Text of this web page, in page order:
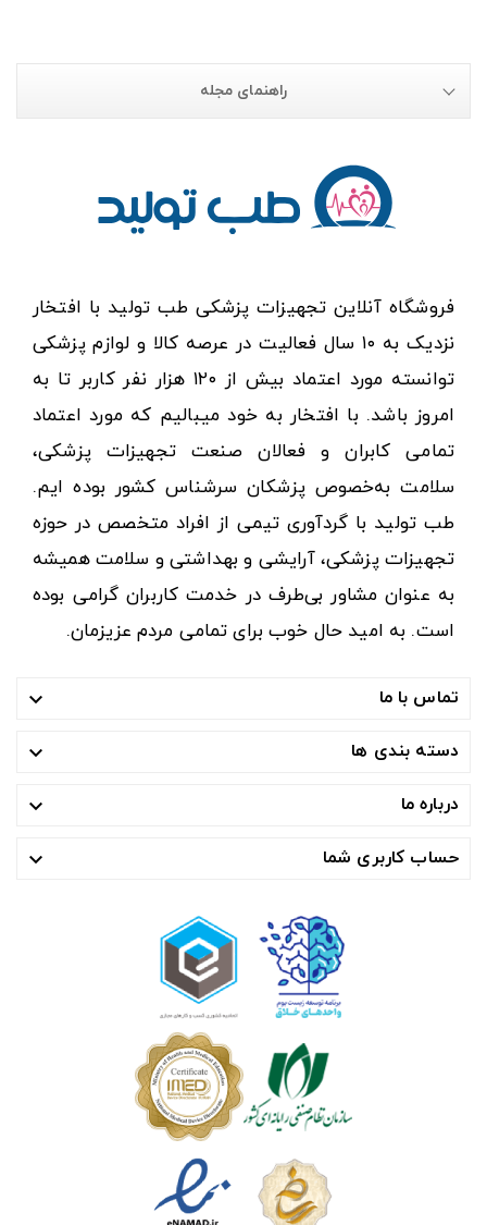
راهنمای مجله
فروشگاه آنلاین تجهیزات پزشکی طب تولید با افتخار
نزدیک به ۱۰ سال فعالیت در عرصه کالا و لوازم پزشکی
توانسته مورد اعتماد بیش از ۱۲۰ هزار نفر کاربر تا به
امروز باشد. با افتخار به خود میبالیم که مورد اعتماد
تمامی کابران و فعالان صنعت تجهیزات پزشکی،
سلامت به‌خصوص پزشکان سرشناس کشور بوده ایم.
طب تولید با گردآوری تیمی از افراد متخصص در حوزه
تجهیزات پزشکی، آرایشی و بهداشتی و سلامت همیشه
به عنوان مشاور بی‌طرف در خدمت کاربران گرامی بوده
است. به امید حال خوب برای تمامی مردم عزیزمان.
تماس با ما 
دسته بندی ها 
درباره ما 
حساب کاربری شما 